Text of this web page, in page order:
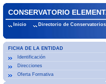
CONSERVATORIO
Inicio Directorio de Conservatorios
FICHA DE LA ENTIDAD
Identificación
Direcciones
Oferta Formativa